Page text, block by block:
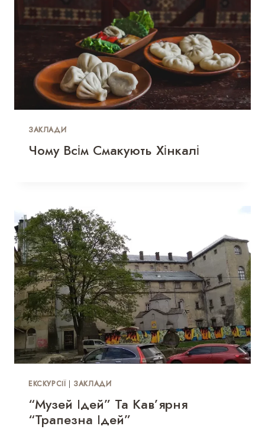
ЗАКЛАДИ
Чому Всім Смакують Хінкалі
ЕКСКУРСІЇ ЗАКЛАДИ
“Музей Ідей” Та Кав’ярня
“Трапезна Ідей”